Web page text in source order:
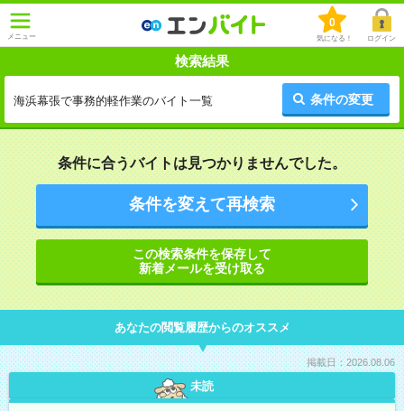
メニュー
0
気になる！ ログイン
検索結果
海浜幕張で事務的軽作業のバイト一覧 条件の変更
条件に合うバイトは見つかりませんでした。
条件を変えて再検索
この検索条件を保存して
新着メールを受け取る
あなたの閲覧履歴からのオススメ
掲載日：2026.08.06
未読